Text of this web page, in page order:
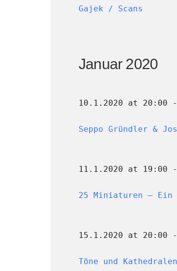
Gajek / Scans
Januar 2020
10.1.2020 at 20:00 -
Seppo Gründler &
11.1.2020 at 19:00 -
25 Miniaturen – Ein
15.1.2020 at 20:00 -
Töne und Kathedralen